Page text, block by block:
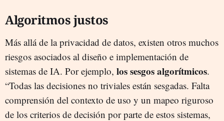
Algoritmos justos
Más allá de la privacidad de datos, existen otros muchos
riesgos asociados al diseño e implementación de
sistemas de IA. Por ejemplo, los sesgos algorítmicos.
“Todas las decisiones no triviales están sesgadas. Falta
comprensión del contexto de uso y un mapeo riguroso
de los criterios de decisión por parte de estos sistemas,